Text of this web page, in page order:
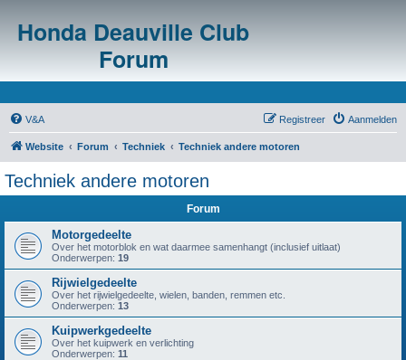
Honda Deauville Club
Forum
V&A Aanmelden
Registreer
Website Forum Techniek Techniek andere motoren
Techniek andere motoren
Forum
Motorgedeelte
Over het motorblok en wat daarmee samenhangt (inclusief uitlaat)
Onderwerpen: 19
Rijwielgedeelte
Over het rijwielgedeelte, wielen, banden, remmen etc.
Onderwerpen: 13
Kuipwerkgedeelte
Over het kuipwerk en verlichting
Onderwerpen: 11